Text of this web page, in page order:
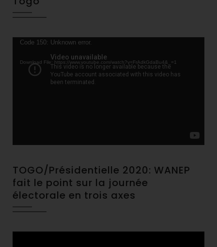
Video
Code 150: Unknown error.
Download File: https://www.youtube.com/watch?v=FrAdkGdaBu4&_=1
TOGO/Présidentielle 2020: WANEP
fait le point sur la journée
électorale en trois axes